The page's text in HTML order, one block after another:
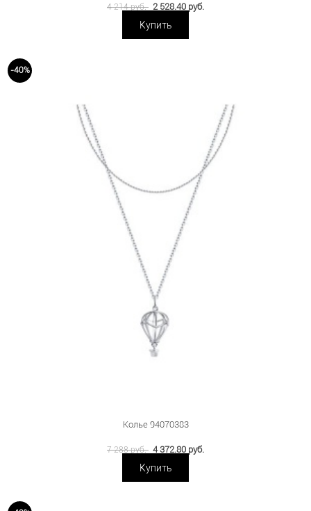
4 214 руб. 2 528.40 руб.
Купить
-40%
Колье 94070383
7 288 руб. 4 372.80 руб.
Купить